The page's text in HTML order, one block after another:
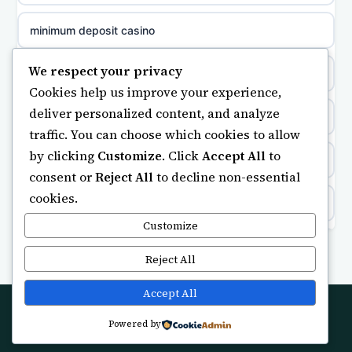
online casino cz
zahraniční online casino
beste casino zonder cruks
goksites zonder cruks
no cruks casinos
non gamstop casinos
minimum deposit casino
online casinos UK
casinos not on gamstop
casino not on gamstop
https://keonhacai5.ae.org/
online casino
online casino zonder cruks
© 2026 Moneyblitz. All rights reserved.
We respect your privacy
Cookies help us improve your experience,
deliver personalized content, and analyze
traffic. You can choose which cookies to allow
by clicking Customize. ClickAccept Allto
consent orReject Allto decline non-essential
cookies.
Customize
Reject All
Accept All
Powered by